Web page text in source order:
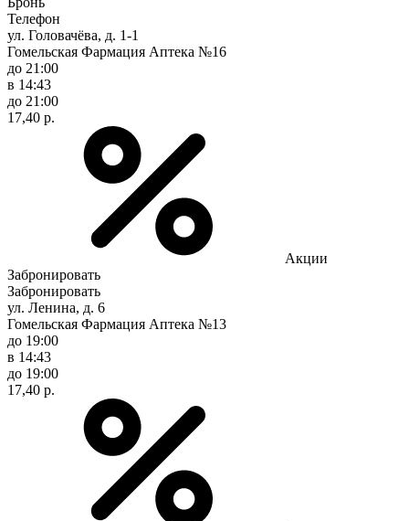
Телефон
ул. Головачёва, д. 1-1
Гомельская Фармация Аптека №16
до 21:00
в 14:43
до 21:00
17,40 р.
Акции
Забронировать
Забронировать
ул. Ленина, д. 6
Гомельская Фармация Аптека №13
до 19:00
в 14:43
до 19:00
17,40 р.